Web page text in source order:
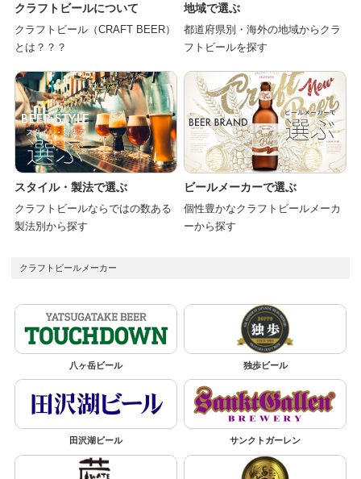
クラフトビールについて
クラフトビール（CRAFT BEER）
とは？？？
地域で選ぶ
都道府県別・海外の地域からクラ
フトビールを探す
スタイル・製法で選ぶ
クラフトビールならではの数ある
製法別から探す
ビールメーカーで選ぶ
個性豊かなクラフトビールメーカ
ーから探す
クラフトビールメーカー
八ヶ岳ビール 独歩ビール
田沢湖ビール サンクトガーレン